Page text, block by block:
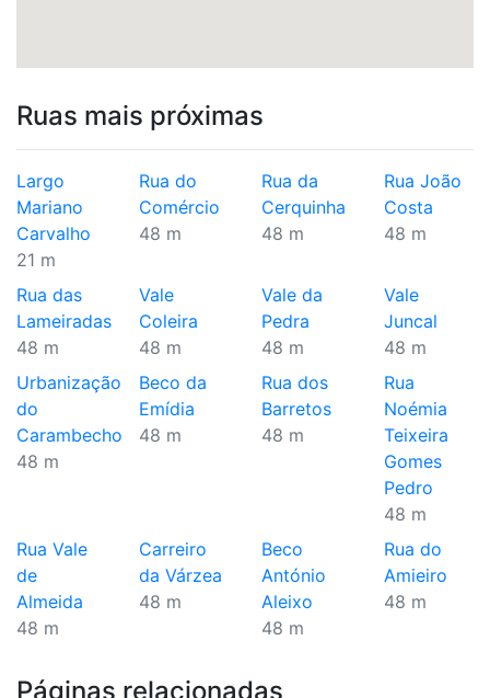
Ruas mais próximas
Largo
Mariano
Carvalho
21 m
Rua do
Comércio
48 m
Rua da
Cerquinha
48 m
Rua João
Costa
48 m
Rua das
Lameiradas
48 m
Vale
Coleira
48 m
Vale da
Pedra
48 m
Vale
Juncal
48 m
Urbanização
do
Carambecho
48 m
Beco da
Emídia
48 m
Rua dos
Barretos
48 m
Rua
Noémia
Teixeira
Gomes
Pedro
48 m
Rua Vale
de
Almeida
48 m
Carreiro
da Várzea
48 m
Beco
António
Aleixo
48 m
Rua do
Amieiro
48 m
Páginas relacionadas